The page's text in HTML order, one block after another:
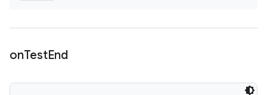
onTestEnd